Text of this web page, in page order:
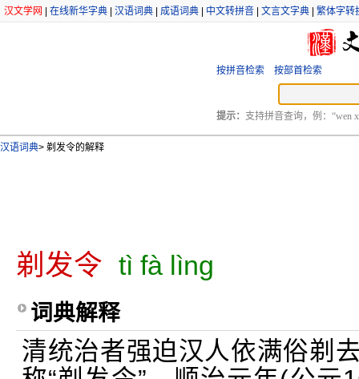
汉文学网 在线新华字典 汉语词典 成语词典 中文转拼音 文言文字典 繁体字转
按拼音检索 按部首检索
提示： 支持拼音查询，例：“wen
汉语词典> 剃发令的解释
剃发令 tì fà lìng
词典解释
清统治者强迫汉人依满俗剃